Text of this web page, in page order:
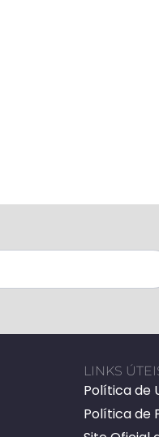
LINKS
Política de
Política de